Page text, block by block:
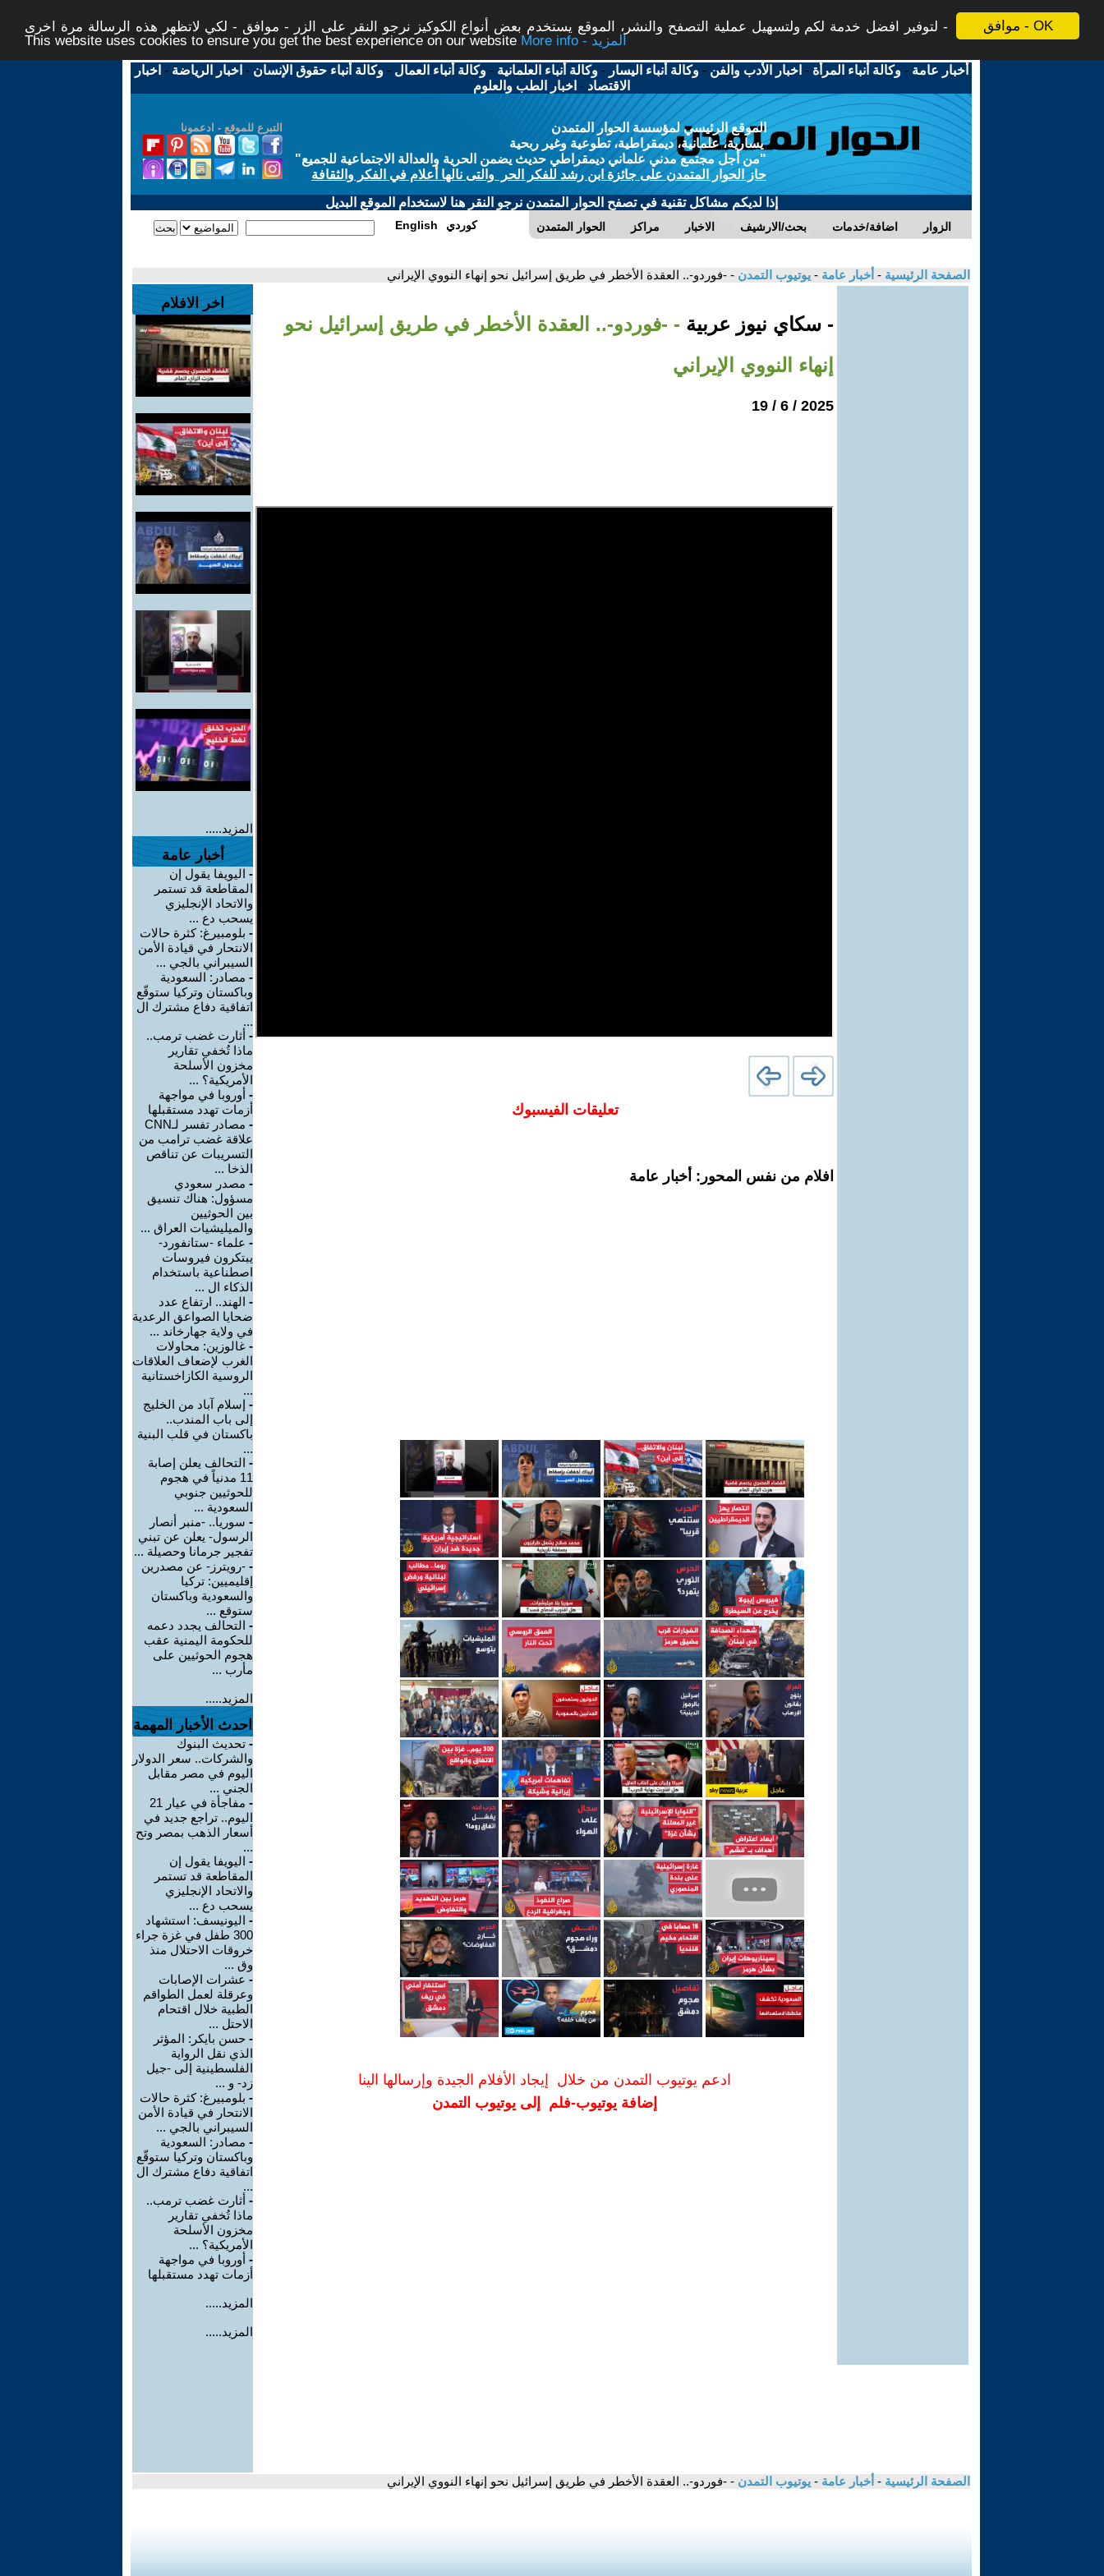
موافق - OK
لتوفير افضل خدمة لكم ولتسهيل عملية التصفح والنشر، الموقع يستخدم بعض أنواع الكوكيز نرجو النقر على الزر - موافق - لكي لاتظهر هذه الرسالة مرة اخرى -
This website uses cookies to ensure you get the best experience on our website
More info - المزيد
أخبار عامة -وكالة أنباء المرأة - اخبار الأدب والفن -وكالة أنباء اليسار -وكالة أنباء العلمانية -وكالة أنباء العمال -وكالة أنباء حقوق الإنسان - اخبار الرياضة - اخبار
الاقتصاد - اخبار الطب والعلوم
التبرع للموقع - ادعمونا
الموقع الرئيسي لمؤسسة الحوار المتمدن
يسارية، علمانية، ديمقراطية، تطوعية وغير ربحية
"من أجل مجتمع مدني علماني ديمقراطي حديث يضمن الحرية والعدالة الاجتماعية للجميع"
حاز الحوار المتمدن على جائزة ابن رشد للفكر الحر والتى نالها أعلام في الفكر والثقافة
إذا لديكم مشاكل تقنية في تصفح الحوار المتمدن نرجو النقر هنا لاستخدام الموقع البديل
الحوار المتمدن مراكز الاخبار بحث/الارشيف اضافة/خدمات الزوار English كوردي
الصفحة الرئيسية - أخبار عامة - يوتيوب التمدن - -فوردو-.. العقدة الأخطر في طريق إسرائيل نحو إنهاء النووي الإيراني
- سكاي نيوز عربية - -فوردو-.. العقدة الأخطر في طريق إسرائيل نحو
إنهاء النووي الإيراني
2025 / 6 / 19
تعليقات الفيسبوك
افلام من نفس المحور: أخبار عامة
ادعم يوتيوب التمدن من خلال إيجاد الأفلام الجيدة وإرسالها الينا
إضافة يوتيوب-فلم إلى يوتيوب التمدن
اخر الافلام
المزيد.....
أخبار عامة
- اليويفا يقول إن
المقاطعة قد تستمر
والاتحاد الإنجليزي
يسحب دع ...
- بلومبيرغ: كثرة حالات
الانتحار في قيادة الأمن
السيبراني بالجي ...
- مصادر: السعودية
وباكستان وتركيا ستوقّع
اتفاقية دفاع مشترك ال
...
- أثارت غضب ترمب..
ماذا تُخفي تقارير
مخزون الأسلحة
الأمريكية؟ ...
- أوروبا في مواجهة
أزمات تهدد مستقبلها
-
مصادر تفسر لـCNN
علاقة غضب ترامب من
التسريبات عن تناقص
الذخا ...
- مصدر سعودي
مسؤول: هناك تنسيق
بين الحوثيين
والميليشيات العراق ...
- علماء -ستانفورد-
يبتكرون فيروسات
اصطناعية باستخدام
الذكاء ال ...
- الهند.. ارتفاع عدد
ضحايا الصواعق الرعدية
في ولاية جهارخاند ...
- غالوزين: محاولات
الغرب لإضعاف العلاقات
الروسية الكازاخستانية
...
- إسلام آباد من الخليج
إلى باب المندب..
باكستان في قلب البنية
...
- التحالف يعلن إصابة
11 مدنياً في هجوم
للحوثيين جنوبي
السعودية ...
- سوريا.. -منبر أنصار
الرسول- يعلن عن تبني
تفجير جرمانا وحصيلة ...
- -رويترز- عن مصدرين
إقليميين: تركيا
والسعودية وباكستان
ستوقع ...
- التحالف يجدد دعمه
للحكومة اليمنية عقب
هجوم الحوثيين على
مأرب ...
المزيد.....
احدث الأخبار المهمة
- تحديث البنوك
والشركات.. سعر الدولار
اليوم في مصر مقابل
الجني ...
-
مفاجأة في عيار 21
اليوم.. تراجع جديد في
أسعار الذهب بمصر وتح
...
- اليويفا يقول إن
المقاطعة قد تستمر
والاتحاد الإنجليزي
يسحب دع ...
- اليونيسف: استشهاد
300 طفل في غزة جراء
خروقات الاحتلال منذ
وق ...
- عشرات الإصابات
وعرقلة لعمل الطواقم
الطبية خلال اقتحام
الاحتل ...
- حسن بايكر: المؤثر
الذي نقل الرواية
الفلسطينية إلى -جيل
زد- و ...
- بلومبيرغ: كثرة حالات
الانتحار في قيادة الأمن
السيبراني بالجي ...
- مصادر: السعودية
وباكستان وتركيا ستوقّع
اتفاقية دفاع مشترك ال
...
- أثارت غضب ترمب..
ماذا تُخفي تقارير
مخزون الأسلحة
الأمريكية؟ ...
- أوروبا في مواجهة
أزمات تهدد مستقبلها
المزيد.....
المزيد.....
الصفحة الرئيسية - أخبار عامة - يوتيوب التمدن - -فوردو-.. العقدة الأخطر في طريق إسرائيل نحو إنهاء النووي الإيراني